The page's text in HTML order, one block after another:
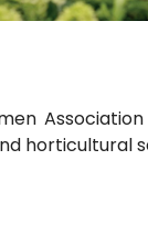
horticultural